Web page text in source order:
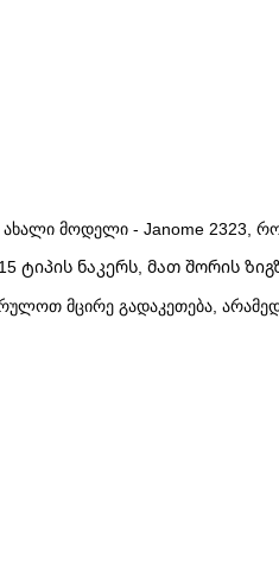
მოდელი - Janome 2323,
ტიპის ნაკერს, მათ შორის
მცირე გადაკეთება,